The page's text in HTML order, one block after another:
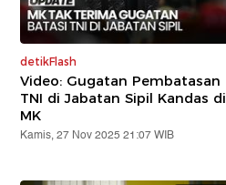
detikFlash
Video: Gugatan Pembatasan
TNI di Jabatan Sipil Kandas di
MK
Kamis, 27 Nov 2025 21:07 WIB